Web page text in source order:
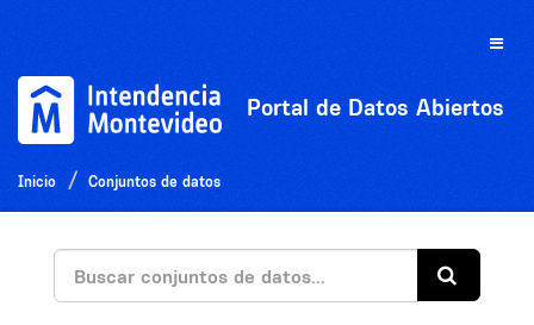
Toggle
Portal de Datos Abiertos
Inicio Conjuntos de datos